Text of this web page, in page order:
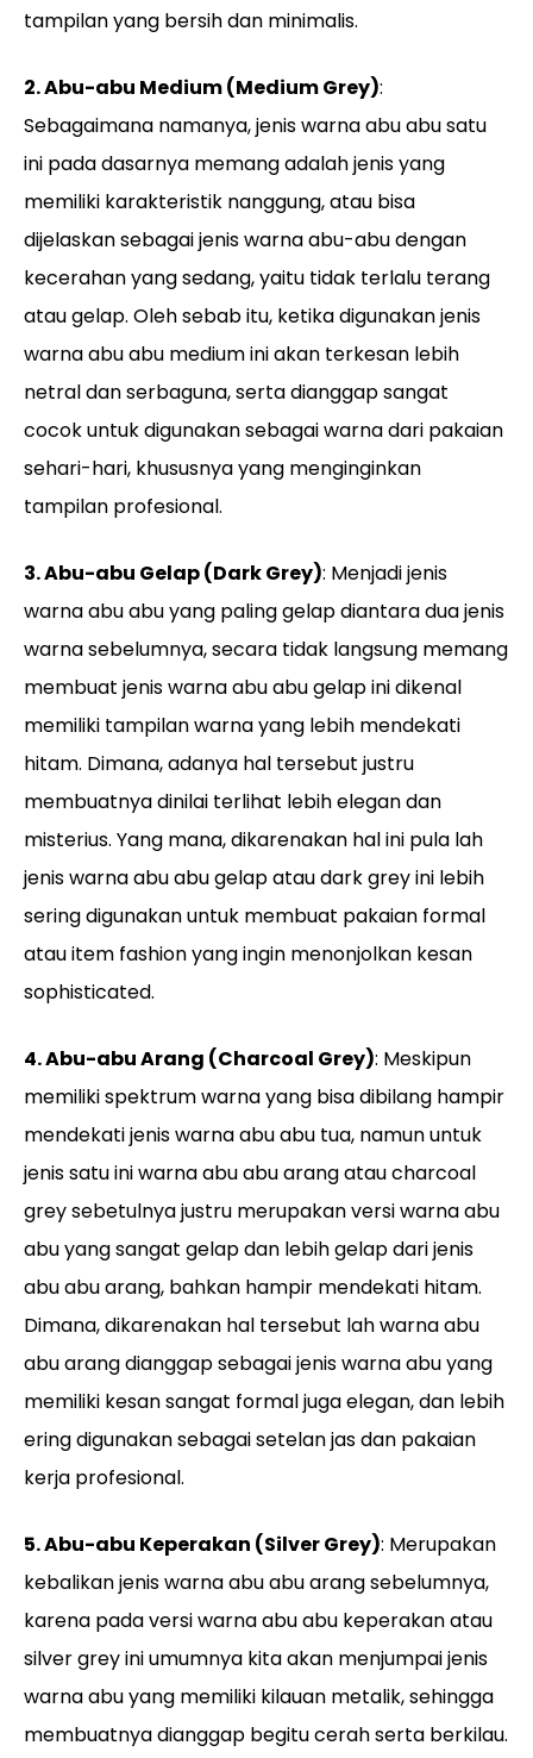
tampilan yang bersih dan minimalis.
2. Abu-abu Medium (Medium Grey):
Sebagaimana namanya, jenis warna abu abu satu
ini pada dasarnya memang adalah jenis yang
memiliki karakteristik nanggung, atau bisa
dijelaskan sebagai jenis warna abu-abu dengan
kecerahan yang sedang, yaitu tidak terlalu terang
atau gelap. Oleh sebab itu, ketika digunakan jenis
warna abu abu medium ini akan terkesan lebih
netral dan serbaguna, serta dianggap sangat
cocok untuk digunakan sebagai warna dari pakaian
sehari-hari, khususnya yang menginginkan
tampilan profesional.
3. Abu-abu Gelap (Dark Grey): Menjadi jenis
warna abu abu yang paling gelap diantara dua jenis
warna sebelumnya, secara tidak langsung memang
membuat jenis warna abu abu gelap ini dikenal
memiliki tampilan warna yang lebih mendekati
hitam. Dimana, adanya hal tersebut justru
membuatnya dinilai terlihat lebih elegan dan
misterius. Yang mana, dikarenakan hal ini pula lah
jenis warna abu abu gelap atau dark grey ini lebih
sering digunakan untuk membuat pakaian formal
atau item fashion yang ingin menonjolkan kesan
sophisticated.
4. Abu-abu Arang (Charcoal Grey): Meskipun
memiliki spektrum warna yang bisa dibilang hampir
mendekati jenis warna abu abu tua, namun untuk
jenis satu ini warna abu abu arang atau charcoal
grey sebetulnya justru merupakan versi warna abu
abu yang sangat gelap dan lebih gelap dari jenis
abu abu arang, bahkan hampir mendekati hitam.
Dimana, dikarenakan hal tersebut lah warna abu
abu arang dianggap sebagai jenis warna abu yang
memiliki kesan sangat formal juga elegan, dan lebih
ering digunakan sebagai setelan jas dan pakaian
kerja profesional.
5. Abu-abu Keperakan (Silver Grey): Merupakan
kebalikan jenis warna abu abu arang sebelumnya,
karena pada versi warna abu abu keperakan atau
silver grey ini umumnya kita akan menjumpai jenis
warna abu yang memiliki kilauan metalik, sehingga
membuatnya dianggap begitu cerah serta berkilau.